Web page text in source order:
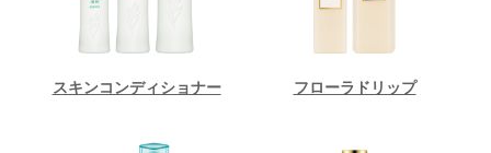
スキンコンディショナー フローラドリップ